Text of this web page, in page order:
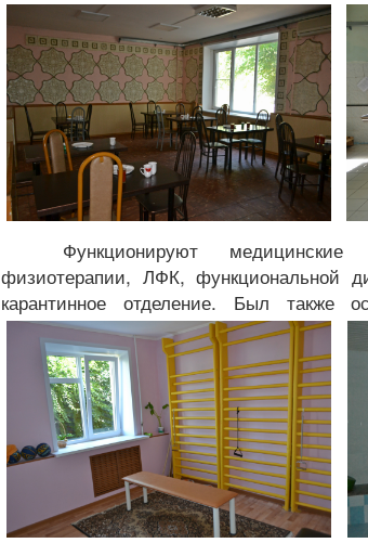
Функционируют
физиотерапии, ЛФК, функциональной
карантинное отделение. Был также